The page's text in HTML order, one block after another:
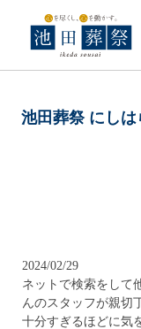
池田葬祭 にし
2024/02/29
ネットで検索をして
んのスタッフが親切
十分すぎるほどに気